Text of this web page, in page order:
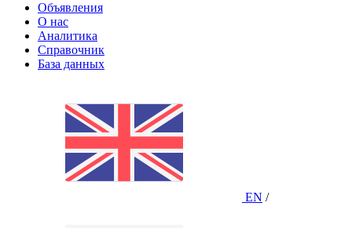
Объявления
О нас
Аналитика
Справочник
База данных
EN /